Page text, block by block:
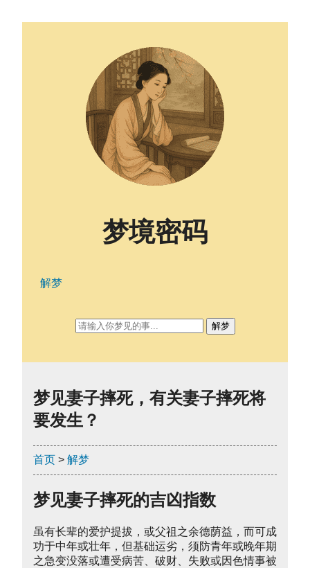
梦见妻子摔死，有关妻子摔死将
要发生？
首页 > 解梦
梦见妻子摔死的吉凶指数
虽有长辈的爱护提拔，或父祖之余德荫益，而可成
功于中年或壮年，但基础运劣，须防青年或晚年期
之急变没落或遭受病苦、破财、失败或因色情事被
梦境密码
解梦
解梦